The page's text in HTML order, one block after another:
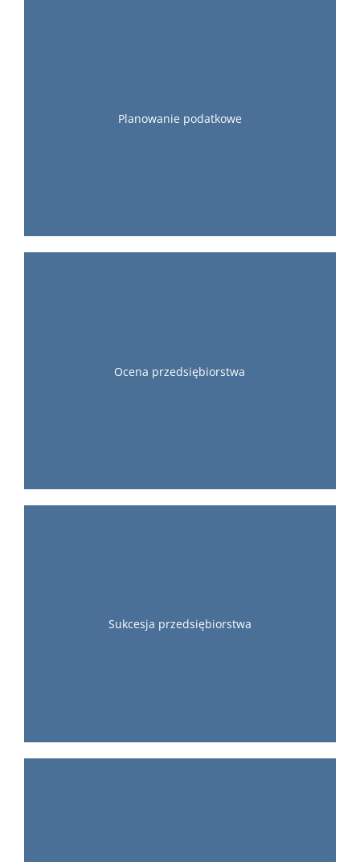
Planowanie podatkowe
Ocena przedsiębiorstwa
Sukcesja przedsiębiorstwa